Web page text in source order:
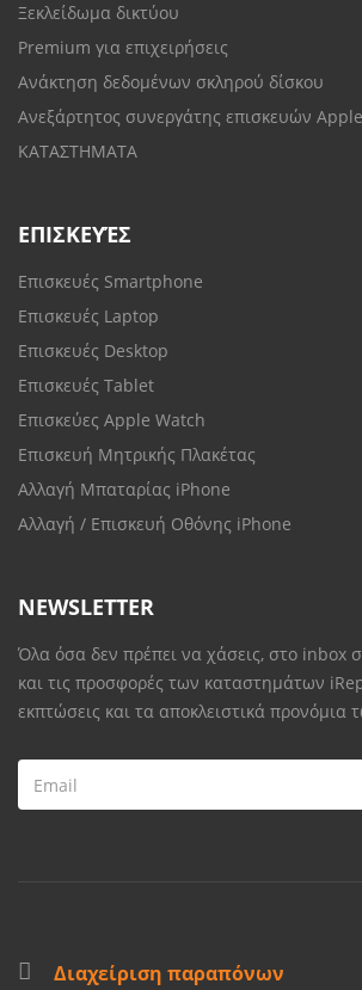
Ξεκλείδωμα δικτύου
Premium για επιχειρήσεις
Ανάκτηση δεδομένων σκληρού δίσκου
Ανεξάρτητος συνεργάτης επισκευών Apple
ΚΑΤΑΣΤΗΜΑΤΑ
ΕΠΙΣΚΕΥΈΣ
Επισκευές Smartphone
Επισκευές Laptop
Επισκευές Desktop
Επισκευές Tablet
Επισκεύες Apple Watch
Επισκευή Μητρικής Πλακέτας
Αλλαγή Μπαταρίας iPhone
Αλλαγή / Επισκευή Οθόνης iPhone
NEWSLETTER
Όλα όσα δεν πρέπει να χάσεις, στο inbox
και τις προσφορές των καταστημάτων
εκπτώσεις και τα αποκλειστικά προνόμια
Διαχείριση παραπόνων